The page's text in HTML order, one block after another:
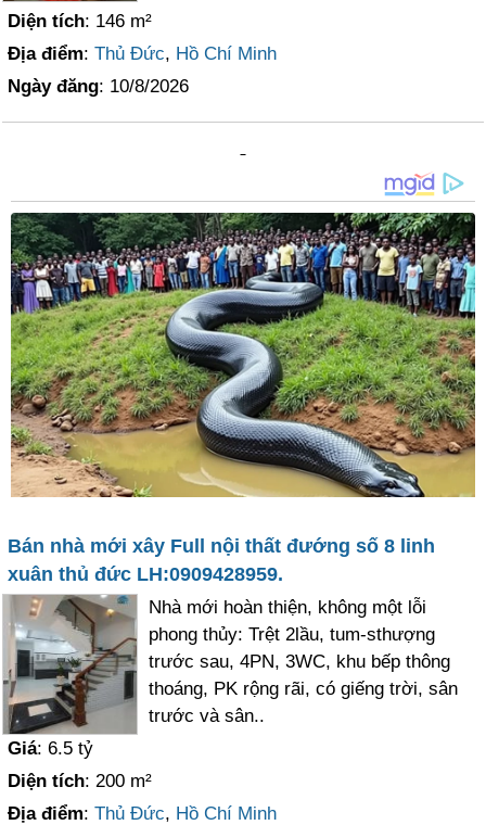
Diện tích: 146 m²
Địa điểm:Thủ Đức, Hồ Chí Minh
Ngày đăng: 10/8/2026
Bán nhà mới xây Full nội thất đướng số 8 linh
xuân thủ đức LH:0909428959.
Nhà mới hoàn thiện, không một lỗi
phong thủy: Trệt 2lầu, tum-sthượng
trước sau, 4PN, 3WC, khu bếp thông
thoáng, PK rộng rãi, có giếng trời, sân
trước và sân..
Giá: 6.5 tỷ
Diện tích: 200 m²
Địa điểm:Thủ Đức, Hồ Chí Minh